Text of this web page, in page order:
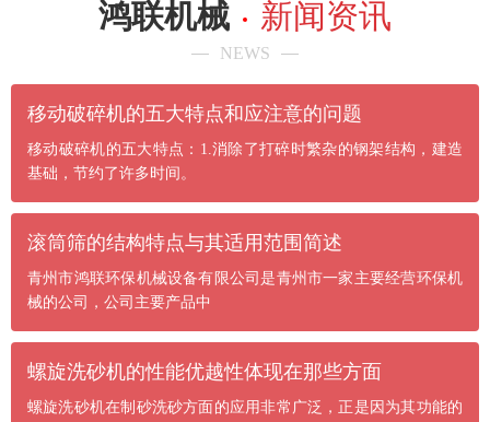
鸿联机械 新闻资讯
NEWS
​移动破碎机的五大特点和应注意的问题
移动破碎机的五大特点：1.消除了打碎时繁杂的钢架结构，建造
基础，节约了许多时间。
滚筒筛的结构特点与其适用范围简述
青州市鸿联环保机械设备有限公司是青州市一家主要经营环保机
械的公司，公司主要产品中
螺旋洗砂机的性能优越性体现在那些方面
螺旋洗砂机在制砂洗砂方面的应用非常广泛，正是因为其功能的